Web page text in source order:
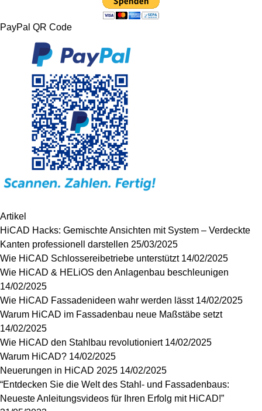
PayPal QR Code
Artikel
HiCAD Hacks: Gemischte Ansichten mit System – Verdeckte
Kanten professionell darstellen 25/03/2025
Wie HiCAD Schlossereibetriebe unterstützt 14/02/2025
Wie HiCAD & HELiOS den Anlagenbau beschleunigen
14/02/2025
Wie HiCAD Fassadenideen wahr werden lässt 14/02/2025
Warum HiCAD im Fassadenbau neue Maßstäbe setzt
14/02/2025
Wie HiCAD den Stahlbau revolutioniert 14/02/2025
Warum HiCAD? 14/02/2025
Neuerungen in HiCAD 2025 14/02/2025
“Entdecken Sie die Welt des Stahl- und Fassadenbaus:
Neueste Anleitungsvideos für Ihren Erfolg mit HiCAD!”